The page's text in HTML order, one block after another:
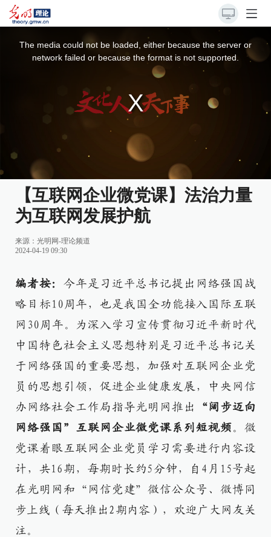
The media could not be loaded, either because the server or
network failed or because the format is not supported.
【互联网企业微党课】法治力量
为互联网发展护航
来源： 光明网-理论频道
2024-04-19 09:30
编者按： 今年是习近平总书记提出网络强国战
略目标10周年，也是我国全功能接入国际互联
网30周年。为深入学习宣传贯彻习近平新时代
中国特色社会主义思想特别是习近平总书记关
于网络强国的重要思想，加强对互联网企业党
员的思想引领，促进企业健康发展，中央网信
办网络社会工作局指导光明网推出
“阔步迈向
网络强国”互联网企业微党课系列短视频。微
党课着眼互联网企业党员学习需要进行内容设
计，共16期，每期时长约5分钟，自4月15号起
在光明网和“网信党建”微信公众号、微博同
步上线（每天推出2期内容），欢迎广大网友关
注。